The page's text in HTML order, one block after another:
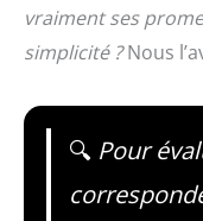
vraiment ses
simplicité ?Nous
🔍 Pour